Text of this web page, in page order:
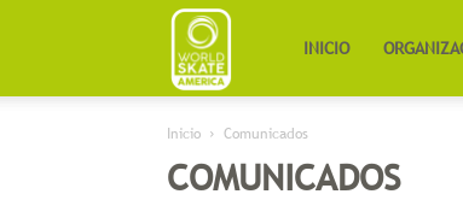
Worldskate
America
INICIO
Inicio Comunicados
COMUNICADOS